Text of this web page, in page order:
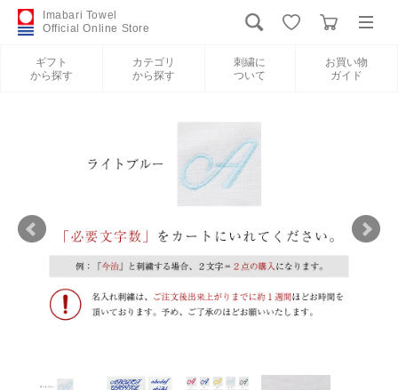
Imabari Towel
Official Online Store
ギフト
から探す
カテゴリ
から探す
刺繍に
ついて
お買い物
ガイド
新規会員登録
刺繍について
お買い物ガイド